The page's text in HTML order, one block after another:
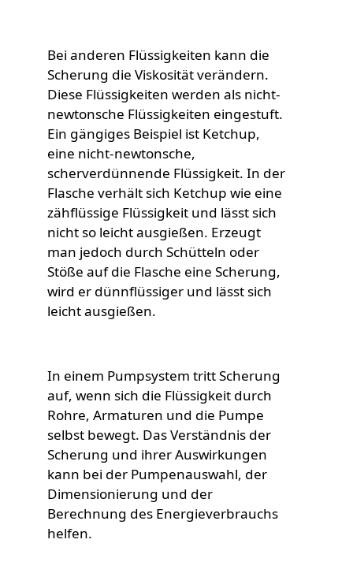
Bei anderen Flüssigkeiten kann die
Scherung die Viskosität verändern.
Diese Flüssigkeiten werden als nicht-
newtonsche Flüssigkeiten eingestuft.
Ein gängiges Beispiel ist Ketchup,
eine nicht-newtonsche,
scherverdünnende Flüssigkeit. In der
Flasche verhält sich Ketchup wie eine
zähflüssige Flüssigkeit und lässt sich
nicht so leicht ausgießen. Erzeugt
man jedoch durch Schütteln oder
Stöße auf die Flasche eine Scherung,
wird er dünnflüssiger und lässt sich
leicht ausgießen.
In einem Pumpsystem tritt Scherung
auf, wenn sich die Flüssigkeit durch
Rohre, Armaturen und die Pumpe
selbst bewegt. Das Verständnis der
Scherung und ihrer Auswirkungen
kann bei der Pumpenauswahl, der
Dimensionierung und der
Berechnung des Energieverbrauchs
helfen.